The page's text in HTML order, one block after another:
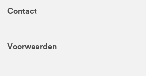
Contact
Voorwaarden